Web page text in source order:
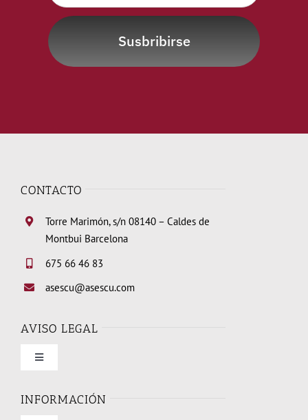
Susbribirse
CONTACTO
Torre Marimón, s/n 08140 – Caldes de
Montbui Barcelona
675 66 46 83
asescu@asescu.com
AVISO LEGAL
Toggle
Condiciones de uso
INFORMACIÓN